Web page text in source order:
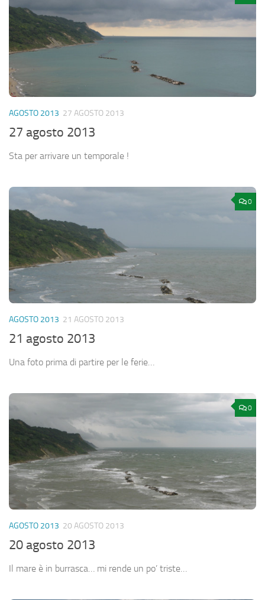
AGOSTO 2013 27 AGOSTO 2013
27 agosto 2013
Sta per arrivare un temporale !
0
AGOSTO 2013 21 AGOSTO 2013
21 agosto 2013
Una foto prima di partire per le ferie…
0
AGOSTO 2013 20 AGOSTO 2013
20 agosto 2013
Il mare è in burrasca… mi rende un po’ triste…